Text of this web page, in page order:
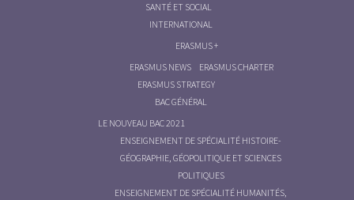
SANTÉ ET SOCIAL
INTERNATIONAL
ERASMUS +
ERASMUS NEWS
ERASMUS CHARTER
ERASMUS STRATEGY
BAC GÉNÉRAL
LE NOUVEAU BAC 2021
ENSEIGNEMENT DE SPÉCIALITÉ HISTOIRE-
GÉOGRAPHIE, GÉOPOLITIQUE ET SCIENCES
POLITIQUES
ENSEIGNEMENT DE SPÉCIALITÉ HUMANITÉS,